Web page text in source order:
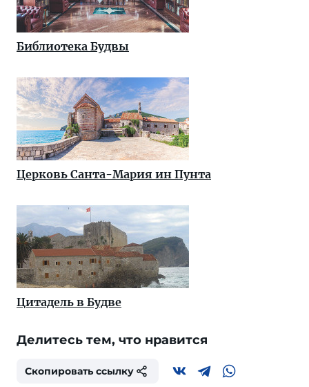
Библиотека Будвы
Церковь Санта-Мария ин Пунта
Цитадель в Будве
Делитесь тем, что нравится
Скопировать ссылку